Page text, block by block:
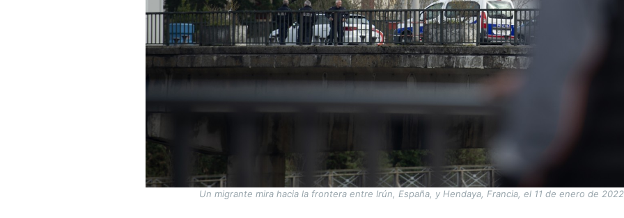
Un migrante mira hacia la frontera entre Irún, España, y Hendaya, Francia, el 11 de enero de 2022